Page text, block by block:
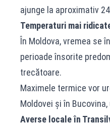
ajunge la aproximativ
Temperaturi mai
În Moldova, vremea se
perioade însorite
trecătoare.
Maximele termice vor
Moldovei și în
Averse locale în